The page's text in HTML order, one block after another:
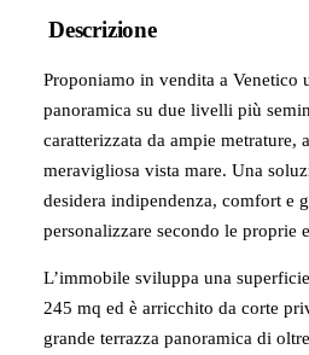
Descrizione
Proponiamo in vendita a Venetico
panoramica su due livelli più
caratterizzata da ampie metrature,
meravigliosa vista mare. Una
desidera indipendenza, comfort e
personalizzare secondo le proprie
L’immobile sviluppa una
245 mq ed è arricchito da corte
grande terrazza panoramica di